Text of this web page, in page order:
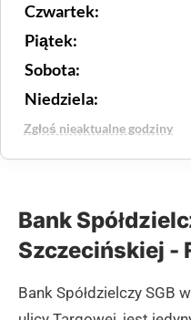
Czwartek:
Piątek:
Sobota:
Niedziela:
Zgłoś nieaktualne godziny
Bank
Szczecińskiej -
Bank Spółdzielczy SGB